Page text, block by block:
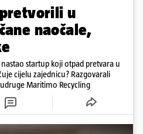
u
naočale,
startup koji otpad pretvara u
cijelu zajednicu? Razgovarali
Maritimo Recycling